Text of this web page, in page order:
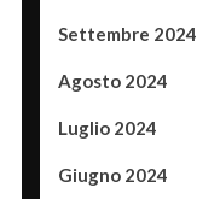
Settembre 2024
Agosto 2024
Luglio 2024
Giugno 2024